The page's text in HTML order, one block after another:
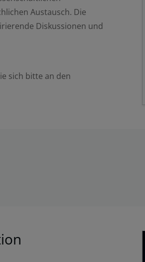
Austausch. Die
Diskussionen und
sich bitte an den